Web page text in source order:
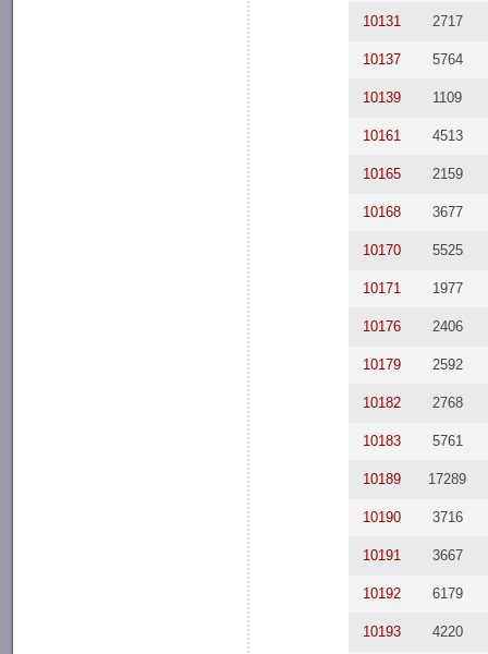
10131 2717
10137 5764
10139 1109
10161 4513
10165 2159
10168 3677
10170 5525
10171 1977
10176 2406
10179 2592
10182 2768
10183 5761
10189 17289
10190 3716
10191 3667
10192 6179
10193 4220